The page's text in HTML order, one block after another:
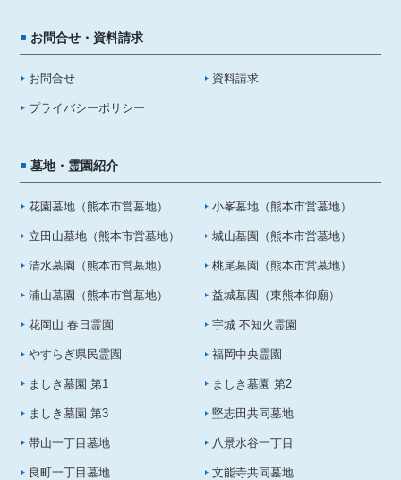
お問合せ・資料請求
お問合せ 資料請求
プライバシーポリシー
墓地・霊園紹介
花園墓地（熊本市営墓地） 小峯墓地（熊本市営墓地）
立田山墓地（熊本市営墓地） 城山墓園（熊本市営墓地）
清水墓園（熊本市営墓地） 桃尾墓園（熊本市営墓地）
浦山墓園（熊本市営墓地） 益城墓園（東熊本御廟）
花岡山 春日霊園 宇城 不知火霊園
やすらぎ県民霊園 福岡中央霊園
ましき墓園 第1 ましき墓園 第2
ましき墓園 第3 堅志田共同墓地
帯山一丁目墓地 八景水谷一丁目
良町一丁目墓地 文能寺共同墓地